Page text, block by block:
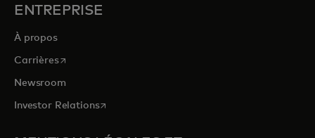
ENTREPRISE
À propos
Carrièress’ouvre dans un nouvel onglet
Newsroom
Investor Relationss’ouvre dans un nouvel onglet